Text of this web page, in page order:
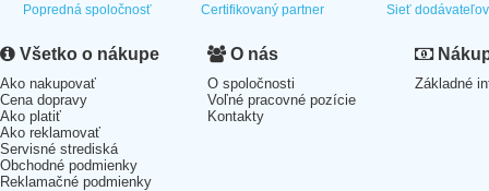
Popredná spoločnosť Certifikovaný partner Sieť dodávateľov
Všetko o nákupe
Ako nakupovať
Cena dopravy
Ako platiť
Ako reklamovať
Servisné strediská
Obchodné podmienky
Reklamačné podmienky
O nás
O spoločnosti
Voľné pracovné pozície
Kontakty
Základné